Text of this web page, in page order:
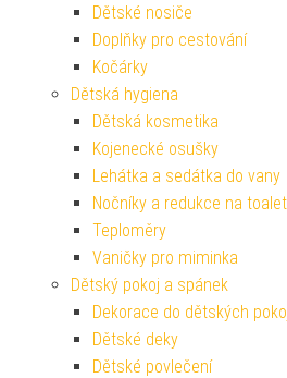
Dětské nosiče
Doplňky pro cestování
Kočárky
Dětská hygiena
Dětská kosmetika
Kojenecké osušky
Lehátka a sedátka do vany
Nočníky a redukce na
Teploměry
Vaničky pro miminka
Dětský pokoj a spánek
Dekorace do dětských
Dětské deky
Dětské povlečení